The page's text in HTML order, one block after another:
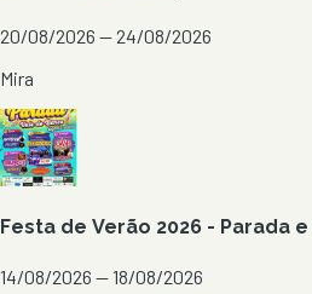
20/08/2026 — 24/08/2026
Mira
Festa de Verão 2026 - Parada
14/08/2026 — 18/08/2026